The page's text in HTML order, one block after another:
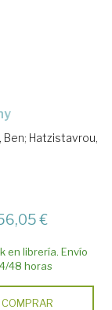
Ben; Hatzistavrou,
€
en librería. Envío
48 horas
COMPRAR